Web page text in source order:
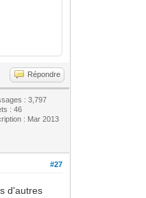
Répondre
: 3,797
: 46
: Mar 2013
#27
d'autres